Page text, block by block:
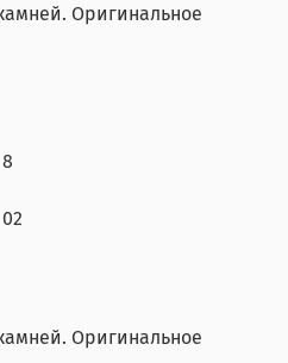
Оригинальное
8
02
Оригинальное